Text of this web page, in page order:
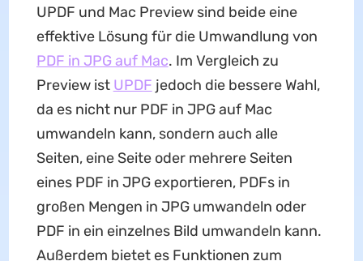
UPDF und Mac Preview sind beide eine
effektive Lösung für die Umwandlung von
PDF in JPG auf Mac. Im Vergleich zu
Preview ist UPDF jedoch die bessere Wahl,
da es nicht nur PDF in JPG auf Mac
umwandeln kann, sondern auch alle
Seiten, eine Seite oder mehrere Seiten
eines PDF in JPG exportieren, PDFs in
großen Mengen in JPG umwandeln oder
PDF in ein einzelnes Bild umwandeln kann.
Außerdem bietet es Funktionen zum